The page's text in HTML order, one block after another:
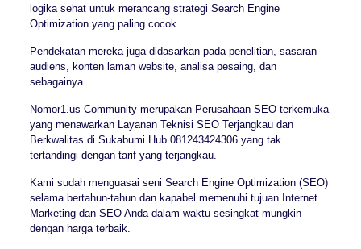
logika sehat untuk merancang strategi Search Engine
Optimization yang paling cocok.
Pendekatan mereka juga didasarkan pada penelitian, sasaran
audiens, konten laman website, analisa pesaing, dan
sebagainya.
Nomor1.us Community merupakan Perusahaan SEO terkemuka
yang menawarkan Layanan Teknisi SEO Terjangkau dan
Berkwalitas di Sukabumi Hub 081243424306 yang tak
tertandingi dengan tarif yang terjangkau.
Kami sudah menguasai seni Search Engine Optimization (SEO)
selama bertahun-tahun dan kapabel memenuhi tujuan Internet
Marketing dan SEO Anda dalam waktu sesingkat mungkin
dengan harga terbaik.